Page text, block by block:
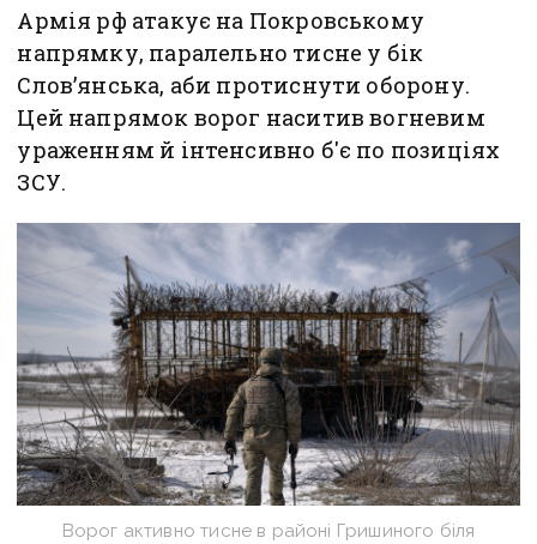
Армія рф атакує на Покровському
напрямку, паралельно тисне у бік
Слов’янська, аби протиснути оборону.
Цей напрямок ворог наситив вогневим
ураженням й інтенсивно б'є по позиціях
ЗСУ.
Ворог активно тисне в районі Гришиного біля